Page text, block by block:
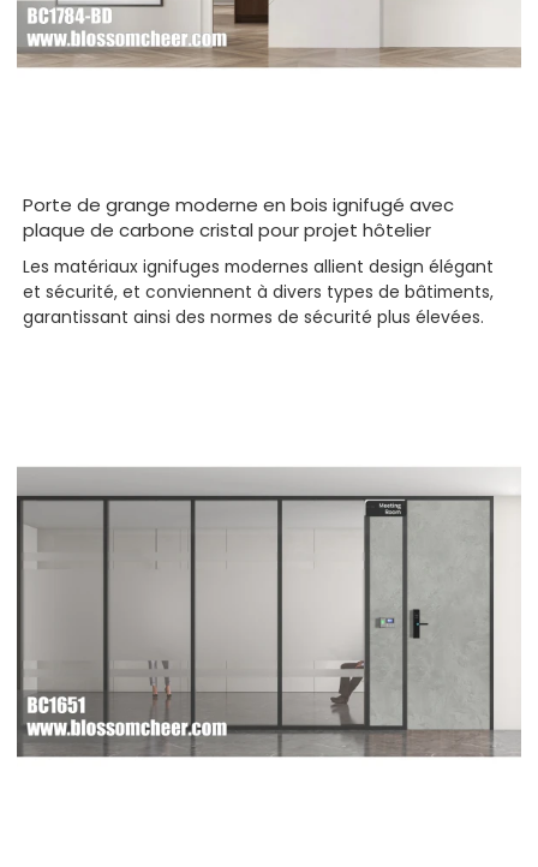
Porte de grange moderne en bois ignifugé avec
plaque de carbone cristal pour projet hôtelier
Les matériaux ignifuges modernes allient design élégant
et sécurité, et conviennent à divers types de bâtiments,
garantissant ainsi des normes de sécurité plus élevées.